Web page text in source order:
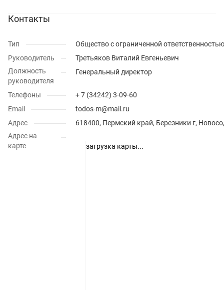
Контакты
Тип
Общество с ограниченной ответственностью
Руководитель
Третьяков Виталий Евгеньевич
Должность
руководителя
Генеральный директор
Телефоны
+ 7 (34242) 3-09-60
Email
todos-m@mail.ru
Адрес
618400, Пермский край, Березники г,
Адрес на
карте
загрузка карты...